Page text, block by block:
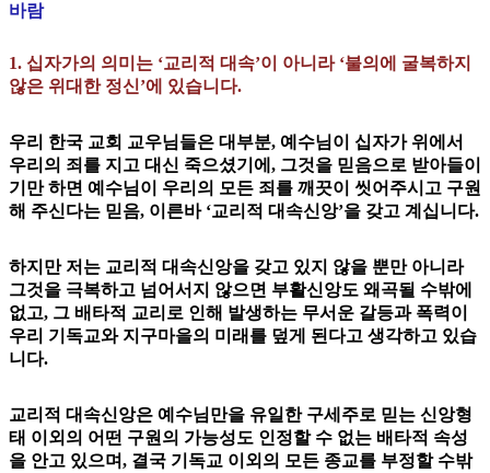
바람
1. 십자가의 의미는 ‘교리적 대속’이 아니라 ‘불의에 굴복하지
않은 위대한 정신’에 있습니다.
우리 한국 교회 교우님들은 대부분, 예수님이 십자가 위에서
우리의 죄를 지고 대신 죽으셨기에, 그것을 믿음으로 받아들이
기만 하면 예수님이 우리의 모든 죄를 깨끗이 씻어주시고 구원
해 주신다는 믿음, 이른바 ‘교리적 대속신앙’을 갖고 계십니다.
하지만 저는 교리적 대속신앙을 갖고 있지 않을 뿐만 아니라
그것을 극복하고 넘어서지 않으면 부활신앙도 왜곡될 수밖에
없고, 그 배타적 교리로 인해 발생하는 무서운 갈등과 폭력이
우리 기독교와 지구마을의 미래를 덮게 된다고 생각하고 있습
니다.
교리적 대속신앙은 예수님만을 유일한 구세주로 믿는 신앙형
태 이외의 어떤 구원의 가능성도 인정할 수 없는 배타적 속성
을 안고 있으며, 결국 기독교 이외의 모든 종교를 부정할 수밖